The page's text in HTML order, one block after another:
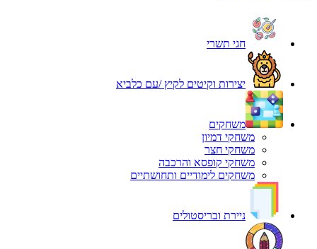
חגי תשרי
יצירות וקיטים לקיץ /עם כלביא
משחקים
משחקי דמיון
משחקי חצר
משחקי קופסא והרכבה
משחקים לימודיים ותחושתיים
ניירת ובריסטולים